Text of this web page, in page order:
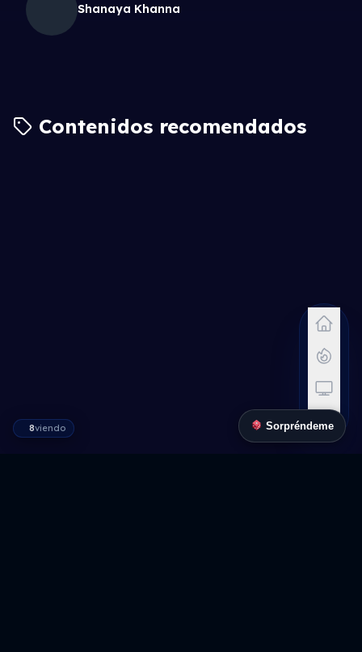
Shanaya Khanna
Contenidos recomendados
8viendo Sorpréndeme